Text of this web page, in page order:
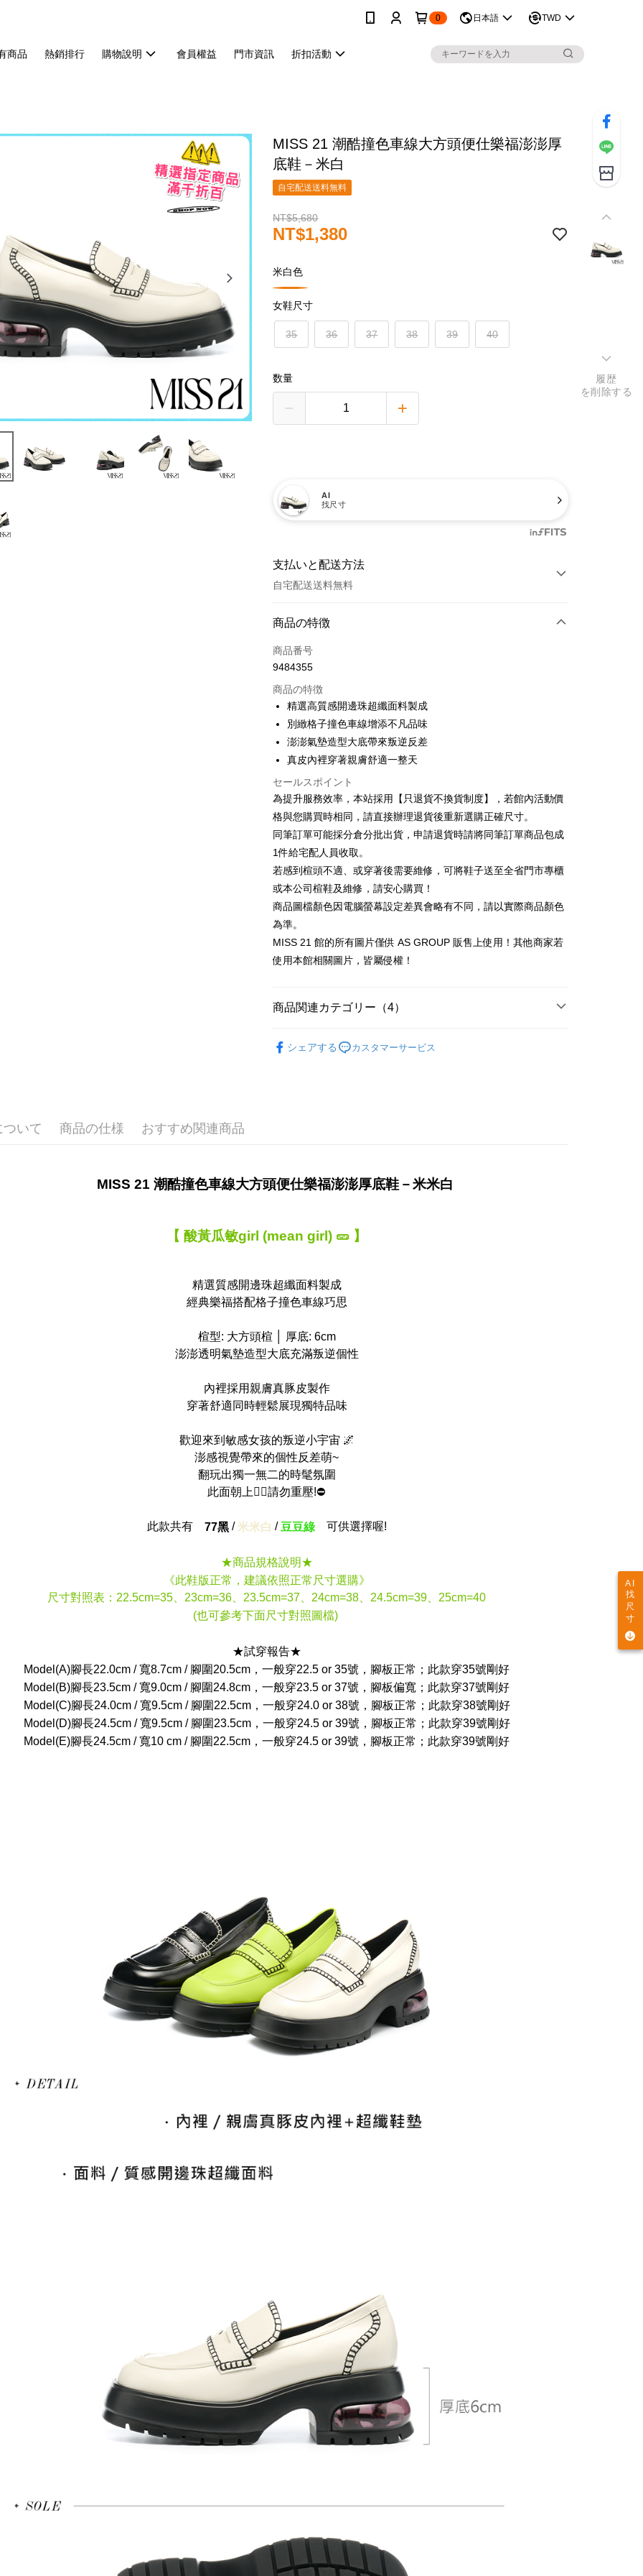
0 日本語 TWD
商品 熱銷排行 購物說明 會員權益 門市資訊 折扣活動
MISS 21 潮酷撞色車線大方頭便仕樂福澎澎厚
底鞋－米白
自宅配送送料無料
NT$5,680
NT$1,380
米白色
女鞋尺寸
35 36 37 38 39 40
数量
AI
找尺寸
支払いと配送方法
自宅配送送料無料
お支払い方法
クレジットカード1回払い
クレジットカード分割払い
3回払い、金利0、毎回
合作金庫商業銀行
華南商業銀行
上海商業儲蓄銀行
国泰世華商業銀行
台湾中小企業銀行
HSBC(台湾)商業銀行
華泰商業銀行
聯邦商業銀行
遠東国際商業銀行
玉山商業銀行
星展(台湾)商業銀行
台新國際商業銀行
台湾楽天クレジットカード会社
6回払い、金利0、毎回NT$230
合作金庫商業銀行
華南商業銀行
国泰世華商業銀行
台湾中小企業銀行
台中商業銀行
HSBC(台湾)商業銀行
華泰商業銀行
聯邦商業銀行
遠東国際商業銀行
元大商業銀行
台新國際商業銀行
中国信託商業銀行
台湾楽天クレジットカード会社
12回払い、金利0、毎回NT$115
合作金庫商業銀行
華南商業銀行
上海商業儲蓄銀行
台北富邦商業銀行
国泰世華商業銀行
兆豐國際商業銀行
台湾中小企業銀行
台中商業銀行
HSBC(台湾)商業銀行
華泰商業銀行
聯邦商業銀行
元大商業銀行
永豐商業銀行
玉山商業銀行
台湾楽天クレジットカード会社
LINE Pay
Apple Pay
JKOPAY
Easy Wallet
Google Pay
代金引換
配送毎にNT$60
付款後7-11取貨-固定運費
商品の特徴
商品番号
9484355
商品の特徴
精選高質感開邊珠超纖面料製成
別緻格子撞色車線增添不凡品味
澎澎氣墊造型大底帶來叛逆反差
真皮內裡穿著親膚舒適一整天
セールスポイント
為提升服務效率，本站採用【只退貨不換貨制度】，若館內活動價
格與您購買時相同，請直接辦理退貨後重新選購正確尺寸。
同筆訂單可能採分倉分批出貨，申請退貨時請將同筆訂單商品包成
1件給宅配人員收取。
若感到楦頭不適、或穿著後需要維修，可將鞋子送至全省門市專櫃
或本公司楦鞋及維修，請安心購買！
商品圖檔顏色因電腦螢幕設定差異會略有不同，請以實際商品顏色
為準。
MISS 21 館的所有圖片僅供 AS GROUP 販售上使用！其他商家若
使用本館相關圖片，皆屬侵權！
商品関連カテゴリー（4）
シェアする カスタマーサービス
いて 商品の仕様 おすすめ関連商品
MISS 21 潮酷撞色車線大方頭便仕樂福澎澎厚底鞋－米米白
【 酸黃瓜敏girl (mean girl) 🥒 】
精選質感開邊珠超纖面料製成
經典樂福搭配格子撞色車線巧思
楦型: 大方頭楦 │ 厚底: 6cm
澎澎透明氣墊造型大底充滿叛逆個性
內裡採用親膚真豚皮製作
穿著舒適同時輕鬆展現獨特品味
歡迎來到敏感女孩的叛逆小宇宙 🌌
澎感視覺帶來的個性反差萌~
翻玩出獨一無二的時髦氛圍
此面朝上☝🏻請勿重壓!⛔
此款共有 77黑/ 米米白 / 豆豆綠可供選擇喔!
★商品規格說明★
《此鞋版正常，建議依照正常尺寸選購》
尺寸對照表：22.5cm=35、23cm=36、23.5cm=37、24cm=38、24.5cm=39、25cm=40
(也可參考下面尺寸對照圖檔)
★試穿報告★
Model(A)腳長22.0cm / 寬8.7cm / 腳圍20.5cm，一般穿22.5 or 35號，腳板正常；此款穿35號剛好
Model(B)腳長23.5cm / 寬9.0cm / 腳圍24.8cm，一般穿23.5 or 37號，腳板偏寬；此款穿37號剛好
Model(C)腳長24.0cm / 寬9.5cm / 腳圍22.5cm，一般穿24.0 or 38號，腳板正常；此款穿38號剛好
Model(D)腳長24.5cm / 寬9.5cm / 腳圍23.5cm，一般穿24.5 or 39號，腳板正常；此款穿39號剛好
Model(E)腳長24.5cm / 寬10 cm / 腳圍22.5cm，一般穿24.5 or 39號，腳板正常；此款穿39號剛好
履歴
を削除する
AI
找
尺
寸